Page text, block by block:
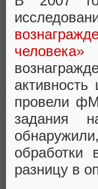
человека»
провели
задания
обработки
разницу в